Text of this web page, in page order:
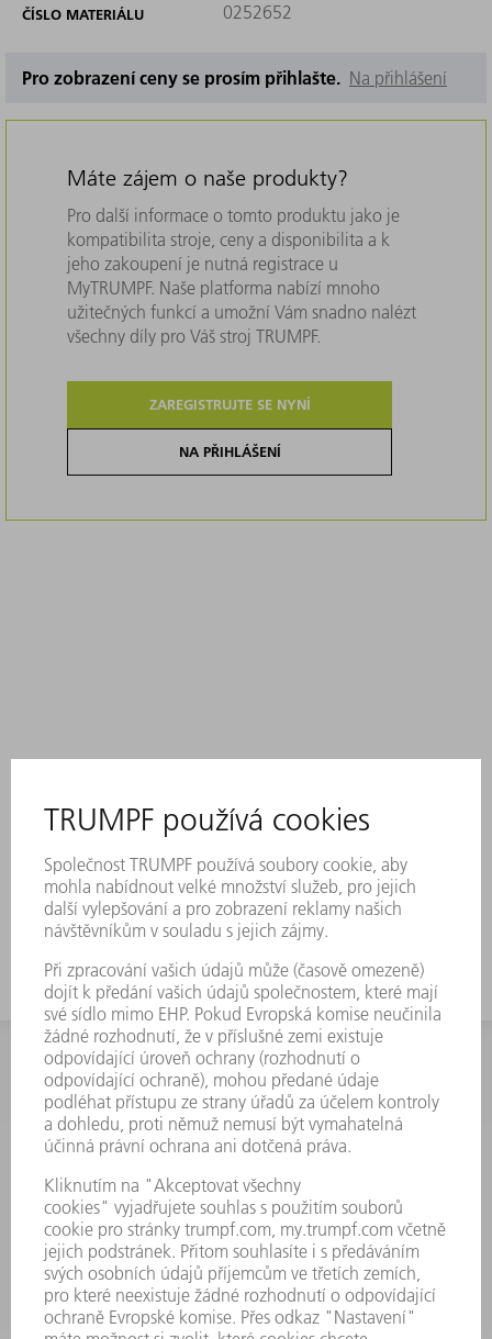
ČÍSLO MATERIÁLU 0252652
Pro zobrazení ceny se prosím přihlašte. Na přihlášení
Máte zájem o naše produkty?
Pro další informace o tomto produktu jako je
kompatibilita stroje, ceny a disponibilita a k
jeho zakoupení je nutná registrace u
MyTRUMPF. Naše platforma nabízí mnoho
užitečných funkcí a umožní Vám snadno nalézt
všechny díly pro Váš stroj TRUMPF.
ZAREGISTRUJTE SE NYNÍ
NA PŘIHLÁŠENÍ
INFORMACE
Často kladené dotazy
Všeobecné obchodní podmínky
KONTAKTNÍ ÚDAJE
Náhradní díly
+420 251 106 254
Po - čt 8:00 - 17:00
Pá 8:00 - 16:00
ND@trumpf.com
KONTAKTNÍ ÚDAJE